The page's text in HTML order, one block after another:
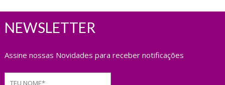
NEWSLETTER
Assine nossas Novidades para receber notificações